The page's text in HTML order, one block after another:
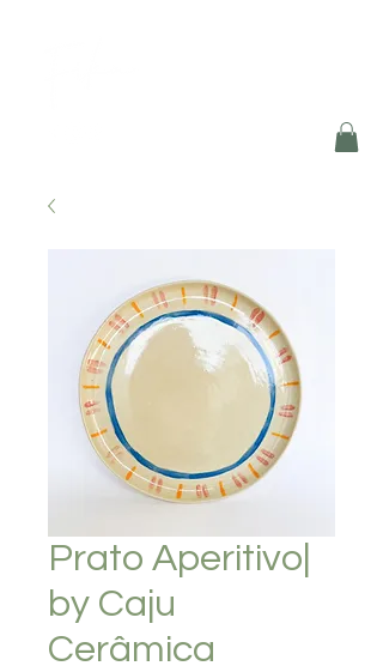
Prato Aperitivo|
by Caju
Cerâmica